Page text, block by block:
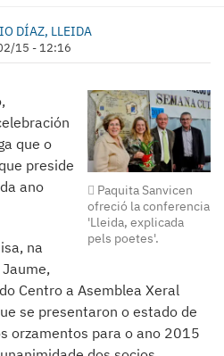
DÍAZ, LLEIDA
15 - 12:16
Paquita Sanvicen
ofreció la conferencia
'Lleida, explicada
pels poetes'.
que o
preside
ano
na
Centro a Asemblea Xeral
se presentaron o estado de
orzamentos para o ano 2015